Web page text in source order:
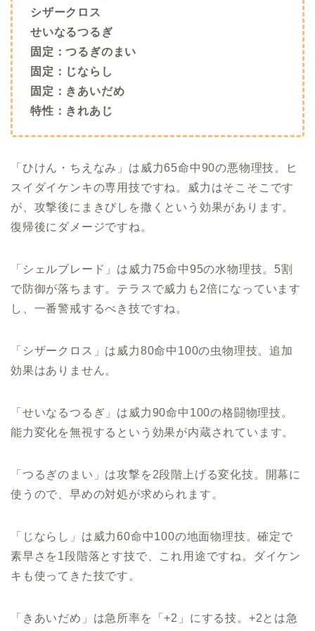
シザークロス
せいなるつるぎ
固定：つるぎのまい
固定：じならし
固定：きあいだめ
特性：きれあじ
「ひけん・ちえなみ」は威力65命中90の悪物理技。ヒ
スイダイケンキの専用技ですね。威力はそこそこです
が、攻撃後にまきびしを撒くという効果があります。
復帰後にダメージですね。
「シェルブレード」は威力75命中95の水物理技。5割
で防御が落ちます。テラスで威力も2倍になっています
し、一番警戒するべき技ですね。
「シザークロス」は威力80命中100の虫物理技。追加
効果はありません。
「せいなるつるぎ」は威力90命中100の格闘物理技。
能力変化を無視するという効果が内蔵されています。
「つるぎのまい」は攻撃を2段階上げる変化技。開幕に
使うので、早めの対処が求められます。
「じならし」は威力60命中100の地面物理技。確定で
素早さを1段階落とす技で、これ用途ですね。ダイケン
キも使ってきた技です。
「きあいだめ」は急所率を「+2」にする技。+2とは急